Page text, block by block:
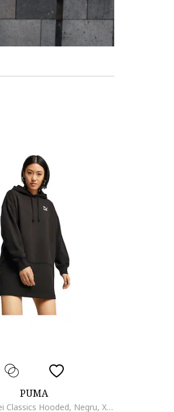
PUMA
Rochie femei Classics Hooded, Negru, XXS